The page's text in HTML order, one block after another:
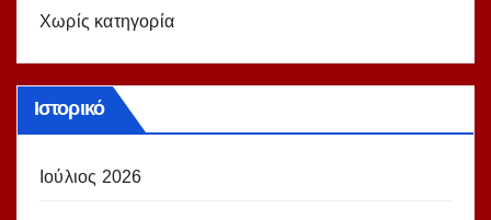
Χωρίς κατηγορία
Ιστορικό
Ιούλιος 2026